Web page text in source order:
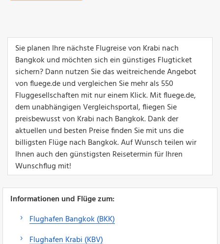
Sie planen Ihre nächste Flugreise von Krabi nach
Bangkok und möchten sich ein günstiges Flugticket
sichern? Dann nutzen Sie das weitreichende Angebot
von fluege.de und vergleichen Sie mehr als 550
Fluggesellschaften mit nur einem Klick. Mit fluege.de,
dem unabhängigen Vergleichsportal, fliegen Sie
preisbewusst von Krabi nach Bangkok. Dank der
aktuellen und besten Preise finden Sie mit uns die
billigsten Flüge nach Bangkok. Auf Wunsch teilen wir
Ihnen auch den günstigsten Reisetermin für Ihren
Wunschflug mit!
Informationen und Flüge zum:
Flughafen Bangkok (BKK)
Flughafen Krabi (KBV)